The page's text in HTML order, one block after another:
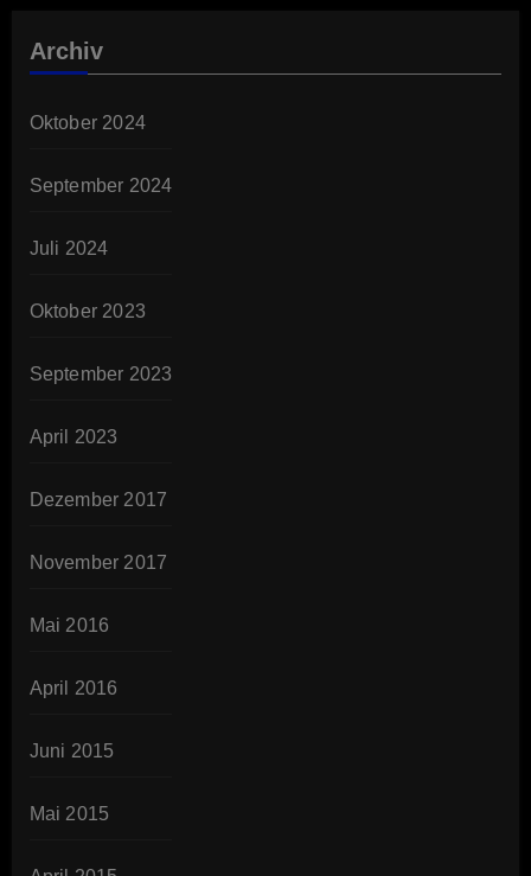
Archiv
Oktober 2024
September 2024
Juli 2024
Oktober 2023
September 2023
April 2023
Dezember 2017
November 2017
Mai 2016
April 2016
Juni 2015
Mai 2015